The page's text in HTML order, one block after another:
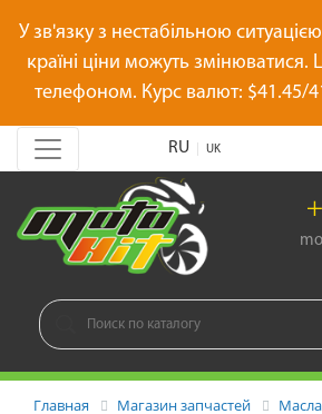
У зв'язку з нестабільною ситуацією
країні ціни можуть змінюватися.
телефоном. Курс валют: $41.45/
RU UK
Главная Магазин запчастей